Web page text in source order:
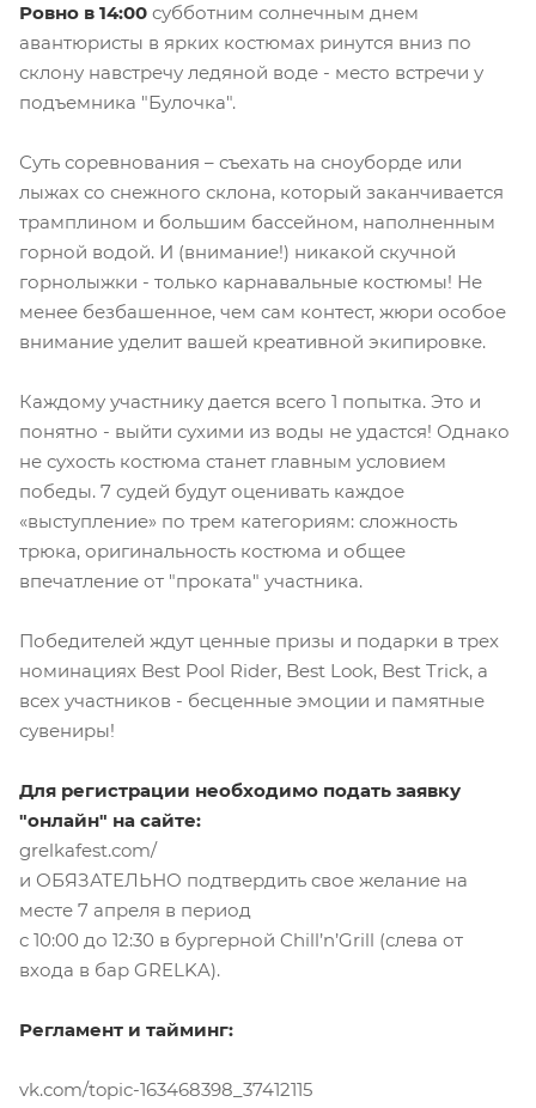
Ровно в 14:00 субботним солнечным днем
авантюристы в ярких костюмах ринутся вниз по
склону навстречу ледяной воде - место встречи у
подъемника "Булочка".
Суть соревнования – съехать на сноуборде или
лыжах со снежного склона, который заканчивается
трамплином и большим бассейном, наполненным
горной водой. И (внимание!) никакой скучной
горнолыжки - только карнавальные костюмы! Не
менее безбашенное, чем сам контест, жюри особое
внимание уделит вашей креативной экипировке.
Каждому участнику дается всего 1 попытка. Это и
понятно - выйти сухими из воды не удастся! Однако
не сухость костюма станет главным условием
победы. 7 судей будут оценивать каждое
«выступление» по трем категориям: сложность
трюка, оригинальность костюма и общее
впечатление от "проката" участника.
Победителей ждут ценные призы и подарки в трех
номинациях Best Pool Rider, Best Look, Best Trick, а
всех участников - бесценные эмоции и памятные
сувениры!
Для регистрации необходимо подать заявку
"онлайн" на сайте:
grelkafest.com/
и ОБЯЗАТЕЛЬНО подтвердить свое желание на
месте 7 апреля в период
с 10:00 до 12:30 в бургерной Chill’n’Grill (слева от
входа в бар GRELKA).
Регламент и тайминг:
vk.com/topic-163468398_37412115